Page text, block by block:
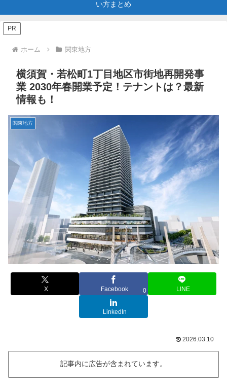
い方まとめ
PR
ホーム 関東地方
横須賀・若松町1丁目地区市街地再開発事
業 2030年春開業予定！テナントは？最新
情報も！
関東地方
X Facebook 0 LINE
LinkedIn
2026.03.10
記事内に広告が含まれています。